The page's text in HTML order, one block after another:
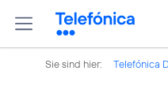
Sie sind hier: Telefónica